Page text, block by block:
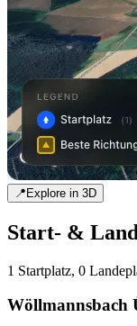
📍Explore in 3D
Start- &
1 Startplatz, 0
Wöllmannsbach